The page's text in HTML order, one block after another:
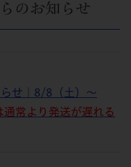
のお知らせ
せ｜8/8（土）～
常より発送が遅れる